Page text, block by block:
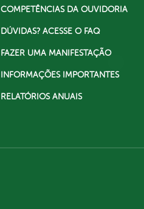
COMPETÊNCIAS DA OUVIDORIA
DÚVIDAS? ACESSE O FAQ
FAZER UMA MANIFESTAÇÃO
INFORMAÇÕES IMPORTANTES
RELATÓRIOS ANUAIS